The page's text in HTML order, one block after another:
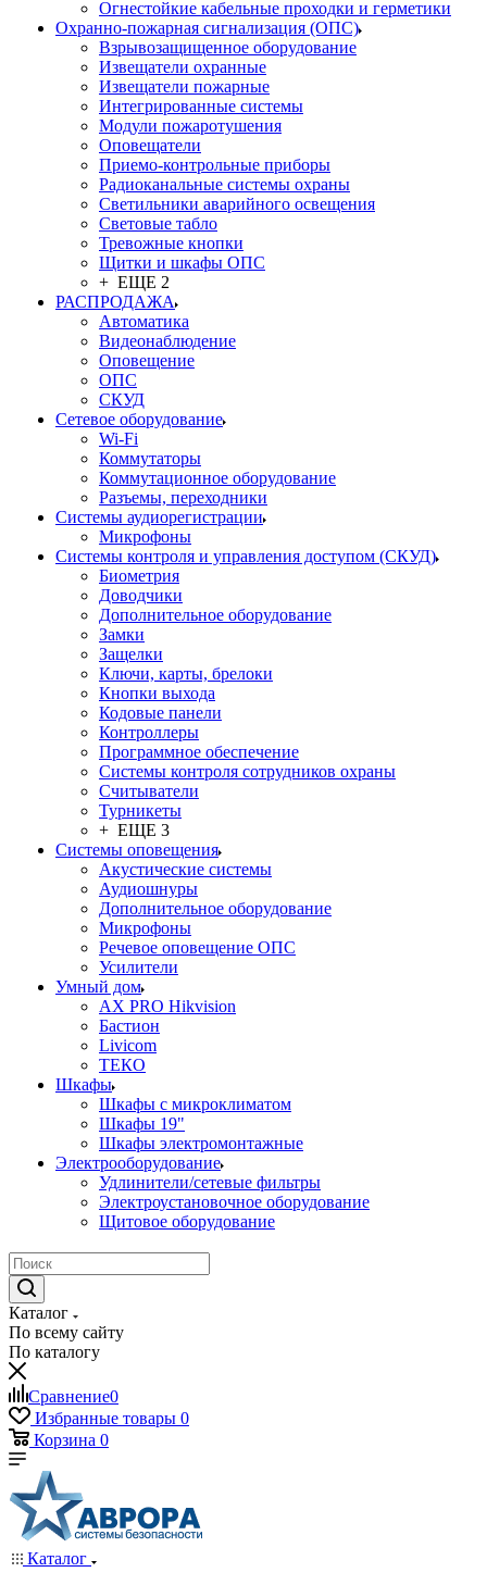
Огнестойкие кабельные проходки и герметики
Охранно-пожарная сигнализация (ОПС)
Взрывозащищенное оборудование
Извещатели охранные
Извещатели пожарные
Интегрированные системы
Модули пожаротушения
Оповещатели
Приемо-контрольные приборы
Радиоканальные системы охраны
Светильники аварийного освещения
Световые табло
Тревожные кнопки
Щитки и шкафы ОПС
+ ЕЩЕ 2
РАСПРОДАЖА
Автоматика
Видеонаблюдение
Оповещение
ОПС
СКУД
Сетевое оборудование
Wi-Fi
Коммутаторы
Коммутационное оборудование
Разъемы, переходники
Системы аудиорегистрации
Микрофоны
Системы контроля и управления доступом (СКУД)
Биометрия
Доводчики
Дополнительное оборудование
Замки
Защелки
Ключи, карты, брелоки
Кнопки выхода
Кодовые панели
Контроллеры
Программное обеспечение
Системы контроля сотрудников охраны
Считыватели
Турникеты
+ ЕЩЕ 3
Системы оповещения
Акустические системы
Аудиошнуры
Дополнительное оборудование
Микрофоны
Речевое оповещение ОПС
Усилители
Умный дом
AX PRO Hikvision
Бастион
Livicom
ТЕКО
Шкафы
Шкафы с микроклиматом
Шкафы 19"
Шкафы электромонтажные
Электрооборудование
Удлинители/сетевые фильтры
Электроустановочное оборудование
Щитовое оборудование
Каталог
По всему сайту
По каталогу
Сравнение0
Избранные товары 0
Корзина 0
Каталог